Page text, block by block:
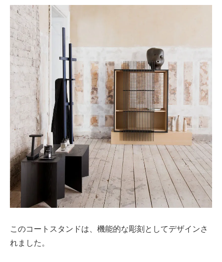
このコートスタンドは、機能的な彫刻としてデザインさ
れました。